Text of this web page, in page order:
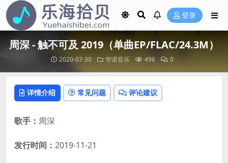
登录
周深 - 触不可及 2019（单曲EP/FLAC/24.3M）
2020-07-30 华语音乐 496 0
详情介绍 常见问题 评论建议
歌手： 周深
发行时间： 2019-11-21